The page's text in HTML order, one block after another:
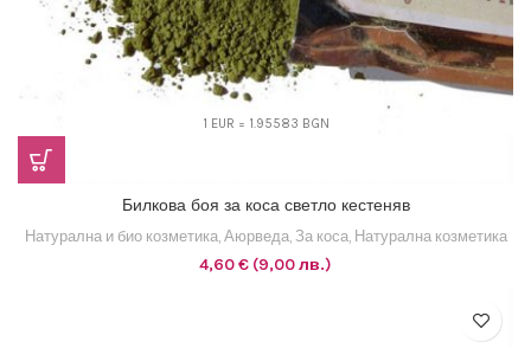
1 EUR = 1.95583 BGN
Билкова боя за коса светло кестеняв
Натурална и био козметика, Аюрведа, За коса, Натурална козметика
4,60€ (9,00 лв.)